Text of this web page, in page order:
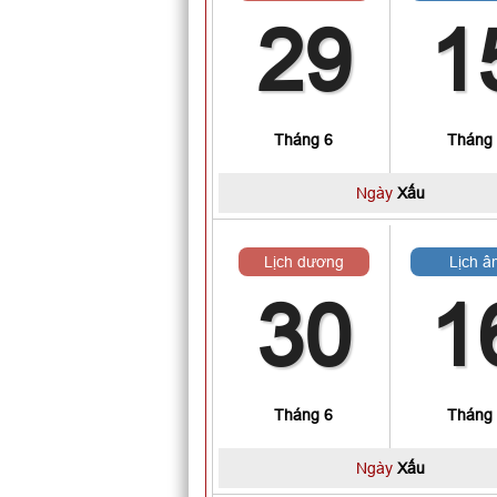
29
Tháng 6 Tháng
Ngày Xấu
Lịch dương
30
Tháng 6
Lịch
Tháng
Ngày Xấu